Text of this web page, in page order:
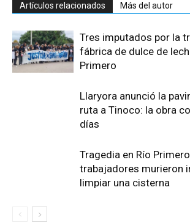
Artículos relacionados Más del autor
Tres imputados por la
fábrica de dulce de
Primero
Llaryora anunció la
ruta a Tinoco: la obra
días
Tragedia en Río
trabajadores murieron
limpiar una cisterna